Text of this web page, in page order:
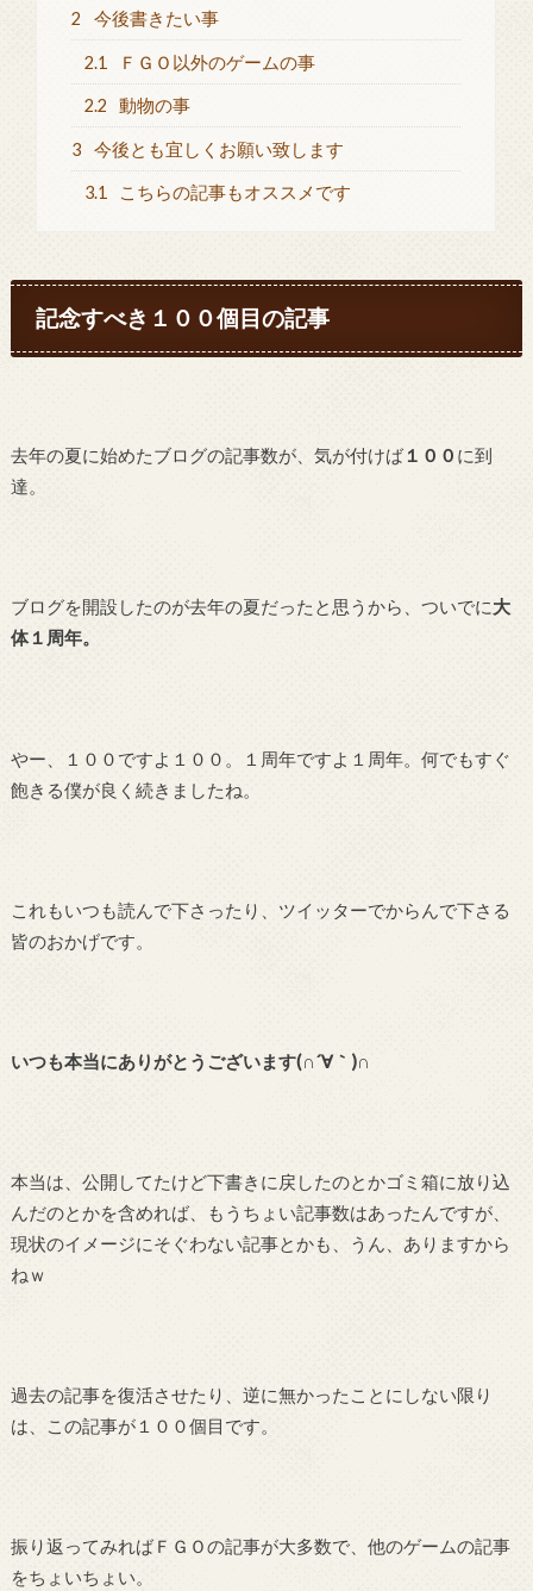
2 今後書きたい事
2.1 ＦＧＯ以外のゲームの事
2.2 動物の事
3 今後とも宜しくお願い致します
3.1 こちらの記事もオススメです
記念すべき１００個目の記事
去年の夏に始めたブログの記事数が、気が付けば１００ に到
達。
ブログを開設したのが去年の夏だったと思うから、ついでに大
体１周年。
やー、１００ですよ１００。１周年ですよ１周年。何でもすぐ
飽きる僕が良く続きましたね。
これもいつも読んで下さったり、ツイッターでからんで下さる
皆のおかげです。
いつも本当にありがとうございます(∩´∀｀)∩
本当は、公開してたけど下書きに戻したのとかゴミ箱に放り込
んだのとかを含めれば、もうちょい記事数はあったんですが、
現状のイメージにそぐわない記事とかも、うん、ありますから
ねｗ
過去の記事を復活させたり、逆に無かったことにしない限り
は、この記事が１００個目です。
振り返ってみればＦＧＯの記事が大多数で、他のゲームの記事
をちょいちょい。